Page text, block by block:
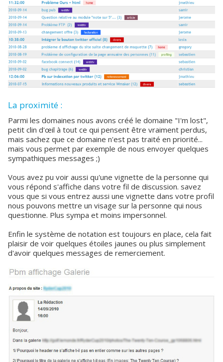
La proximité :
Parmi les domaines nous avons créé le domaine "I'm lost",
petit clin d'œil à tout ce qui pensent être vraiment perdus,
mais sachez que ce domaine n'est pas traité en priorité...
mais vous permet par exemple de nous envoyer quelques
sympathiques messages ;)
Vous avez pu voir aussi qu'une vignette de la personne qui
vous répond s'affiche dans votre fil de discussion. savez
vous que si vous entrez aussi une vignette dans votre profil
nous pouvons mettre un visage sur la personne qui nous
questionne. Plus sympa et moins impersonnel.
Enfin le système de notation est toujours en place, cela fait
plaisir de voir quelques étoiles jaunes ou plus simplement
d'avoir quelques messages de remerciement.